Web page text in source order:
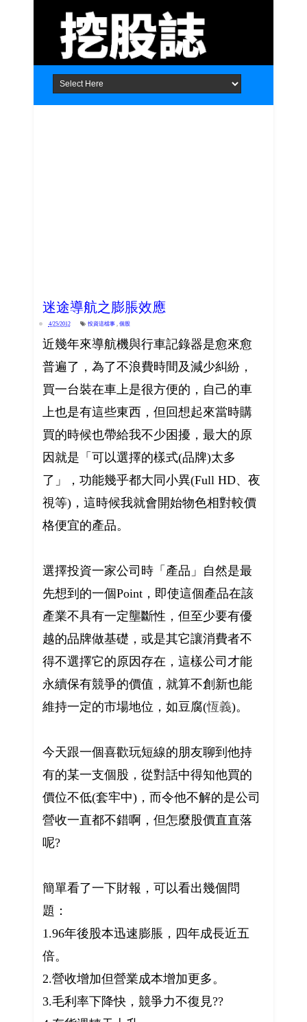
Home About Contact
迷途導航之膨脹效應
4/25/2012 投資這檔事, 個股
近幾年來導航機與行車記錄器是愈來愈
普遍了，為了不浪費時間及減少糾紛，
買一台裝在車上是很方便的，自己的車
上也是有這些東西，但回想起來當時購
買的時候也帶給我不少困擾，最大的原
因就是「可以選擇的樣式(品牌)太多
了」，功能幾乎都大同小異(Full HD、夜
視等)，這時候我就會開始物色相對較價
格便宜的產品。
選擇投資一家公司時「產品」自然是最
先想到的一個Point，即使這個產品在該
產業不具有一定壟斷性，但至少要有優
越的品牌做基礎，或是其它讓消費者不
得不選擇它的原因存在，這樣公司才能
永續保有競爭的價值，就算不創新也能
維持一定的市場地位，如豆腐(恆義)。
今天跟一個喜歡玩短線的朋友聊到他持
有的某一支個股，從對話中得知他買的
價位不低(套牢中)，而令他不解的是公司
營收一直都不錯啊，但怎麼股價直直落
呢?
簡單看了一下財報，可以看出幾個問
題：
1.96年後股本迅速膨脹，四年成長近五
倍。
2.營收增加但營業成本增加更多。
3.毛利率下降快，競爭力不復見??